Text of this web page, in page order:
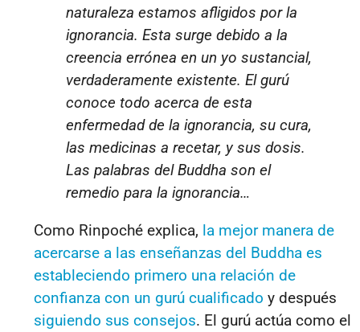
naturaleza estamos afligidos por la
ignorancia. Esta surge debido a la
creencia errónea en un yo sustancial,
verdaderamente existente. El gurú
conoce todo acerca de esta
enfermedad de la ignorancia, su cura,
las medicinas a recetar, y sus dosis.
Las palabras del Buddha son el
remedio para la ignorancia…
Como Rinpoché explica, la mejor manera de
acercarse a las enseñanzas del Buddha es
estableciendo primero una relación de
confianza con un gurú cualificado y después
siguiendo sus consejos. El gurú actúa como el